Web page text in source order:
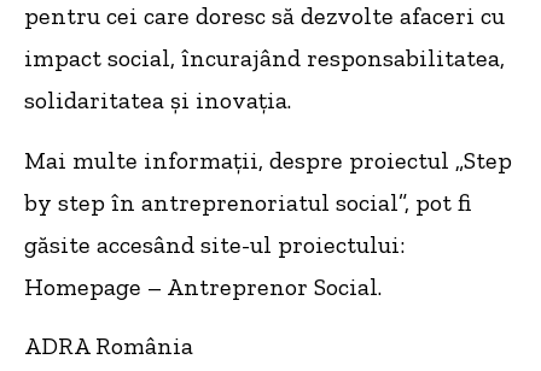
pentru cei care doresc să dezvolte afaceri cu
impact social, încurajând responsabilitatea,
solidaritatea și inovația.
Mai multe informații, despre proiectul „Step
by step în antreprenoriatul social”, pot fi
găsite accesând site-ul proiectului:
Homepage – Antreprenor Social.
ADRA România